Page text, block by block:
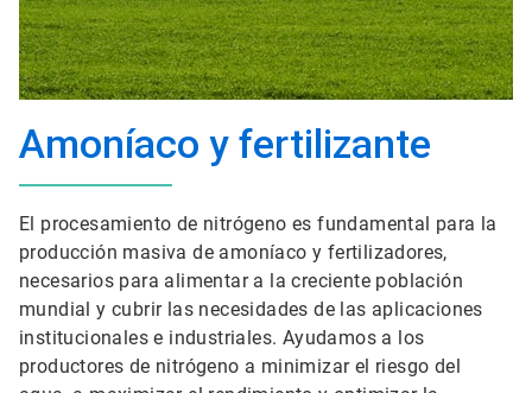
Amoníaco y fertilizante
El procesamiento de nitrógeno es fundamental para la
producción masiva de amoníaco y fertilizadores,
necesarios para alimentar a la creciente población
mundial y cubrir las necesidades de las aplicaciones
institucionales e industriales. Ayudamos a los
productores de nitrógeno a minimizar el riesgo del